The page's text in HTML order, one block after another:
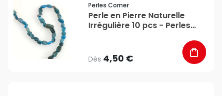
Perles Corner
Perle en Pierre Naturelle
Irrégulière 10 pcs - Perles
Dès 4,50 €